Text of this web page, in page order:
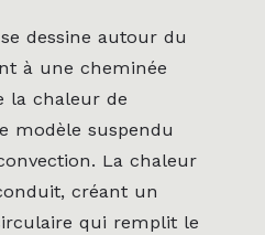
dessine autour du
à une cheminée
la chaleur de
modèle suspendu
La chaleur
créant un
qui remplit le